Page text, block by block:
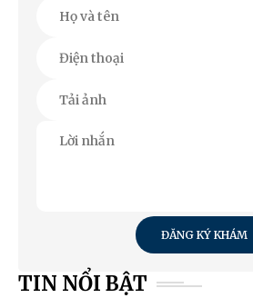
ĐĂNG KÝ KHÁM
TIN NỔI BẬT